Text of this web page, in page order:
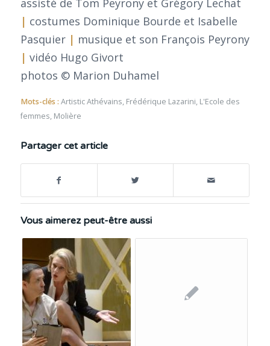
assisté de Tom Peyrony et Grégory Lechat
| costumes Dominique Bourde et Isabelle
Pasquier | musique et son François Peyrony
| vidéo Hugo Givort
photos © Marion Duhamel
Mots-clés : Artistic Athévains, Frédérique Lazarini, L'Ecole des
femmes, Molière
Partager cet article
Vous aimerez peut-être aussi